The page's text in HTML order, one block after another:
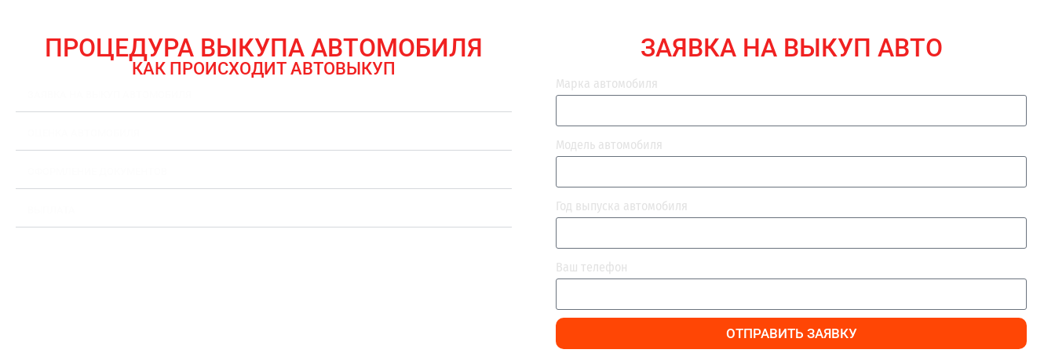
ПРОЦЕДУРА ВЫКУПА АВТОМОБИЛЯ
КАК ПРОИСХОДИТ АВТОВЫКУП
ЗАЯВКА НА ВЫКУП АВТО
Марка автомобиля
Модель автомобиля
Год выпуска автомобиля
Ваш телефон
ОТПРАВИТЬ ЗАЯВКУ